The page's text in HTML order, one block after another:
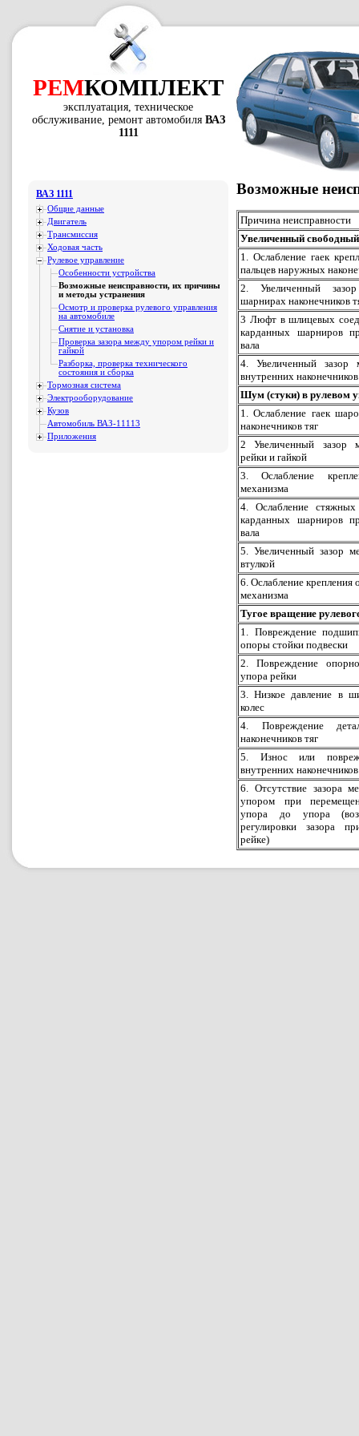
РЕМКОМПЛЕКТ
эксплуатация, техническое
обслуживание, ремонт автомобиля ВАЗ
1111
ВАЗ 1111
Общие данные
Двигатель
Трансмиссия
Ходовая часть
Рулевое управление
Особенности устройства
Возможные неисправности, их причины
и методы устранения
Осмотр и проверка рулевого управления
на автомобиле
Снятие и установка
Проверка зазора между упором рейки и
гайкой
Разборка, проверка технического
состояния и сборка
Тормозная система
Электрооборудование
Кузов
Автомобиль ВАЗ-11113
Приложения
Возможные
Причина неисправности
Увеличенный свободный
1. Ослабление гаек
пальцев наружных
2. Увеличенный
шарнирах наконечников
3 Люфт в шлицевых
карданных шарниров
вала
4. Увеличенный зазор
внутренних
Шум (стуки) в рулевом
1. Ослабление гаек
наконечников тяг
2 Увеличенный зазор
рейки и гайкой
3. Ослабление
механизма
4. Ослабление
карданных шарниров
вала
5. Увеличенный зазор
втулкой
6. Ослабление крепления
механизма
Тугое вращение
1. Повреждение
опоры стойки подвески
2. Повреждение
упора рейки
3. Низкое давление в
колес
4. Повреждение
наконечников тяг
5. Износ или
внутренних наконечников
6. Отсутствие зазора
упором при
упора до упора
регулировки зазора
рейке)